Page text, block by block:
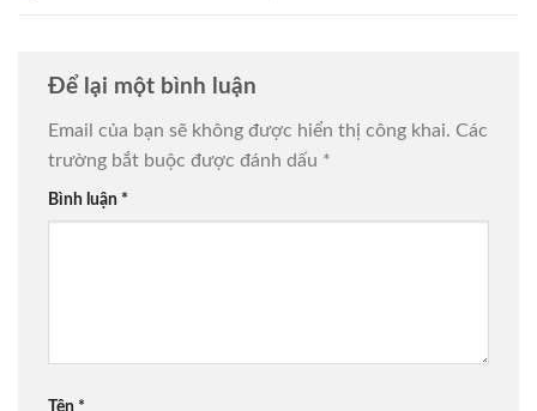
Để lại một bình luận
Email của bạn sẽ không được hiển thị công khai. Các
trường bắt buộc được đánh dấu *
Bình luận *
Tên *